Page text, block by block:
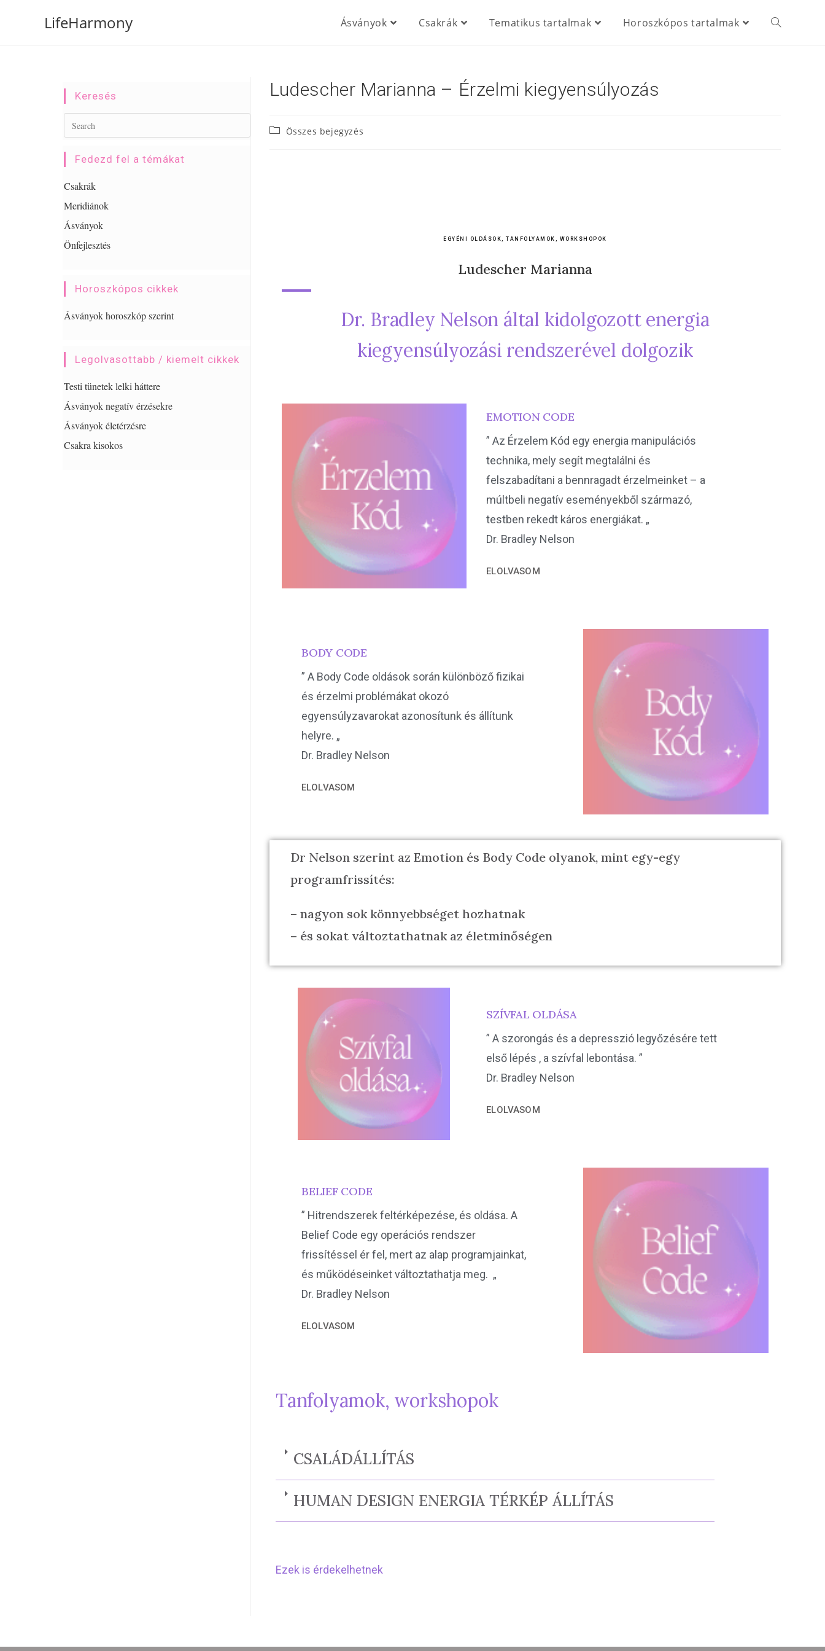
LifeHarmony Ásványok Csakrák Tematikus tartalmak Horoszkópos tartalmak
Ludescher Marianna – Érzelmi kiegyensúlyozás
Összes bejegyzés
EGYÉNI OLDÁSOK, TANFOLYAMOK, WORKSHOPOK
Ludescher Marianna
Dr. Bradley Nelson által kidolgozott energia
kiegyensúlyozási rendszerével dolgozik
EMOTION CODE
” Az Érzelem Kód egy energia manipulációs
technika, mely segít megtalálni és
felszabadítani a bennragadt érzelmeinket – a
múltbeli negatív eseményekből származó,
testben rekedt káros energiákat. „
Dr. Bradley Nelson
ELOLVASOM
BODY CODE
” A Body Code oldások során különböző fizikai
és érzelmi problémákat okozó
egyensúlyzavarokat azonosítunk és állítunk
helyre. „
Dr. Bradley Nelson
ELOLVASOM
Dr Nelson szerint az Emotion és Body Code olyanok, mint egy-egy
programfrissítés:
– nagyon sok könnyebbséget hozhatnak
– és sokat változtathatnak az életminőségen
SZÍVFAL OLDÁSA
” A szorongás és a depresszió legyőzésére tett
első lépés , a szívfal lebontása. ”
Dr. Bradley Nelson
ELOLVASOM
BELIEF CODE
” Hitrendszerek feltérképezése, és oldása. A
Belief Code egy operációs rendszer
frissítéssel ér fel, mert az alap programjainkat,
és működéseinket változtathatja meg. „
Dr. Bradley Nelson
ELOLVASOM
Tanfolyamok, workshopok
CSALÁDÁLLÍTÁS
HUMAN DESIGN ENERGIA TÉRKÉP ÁLLÍTÁS
Ezek is érdekelhetnek
Keresés
Fedezd fel a témákat
Csakrák
Meridiánok
Ásványok
Önfejlesztés
Horoszkópos cikkek
Ásványok horoszkóp szerint
Legolvasottabb / kiemelt cikkek
Testi tünetek lelki háttere
Ásványok negatív érzésekre
Ásványok életérzésre
Csakra kisokos